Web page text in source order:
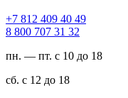
94 04 904 218 7+
23 13 707 008 8
пн. — пт. с 10 до 18
сб. с 12 до 18